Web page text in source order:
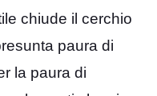
chiude il cerchio
paura di
la paura di